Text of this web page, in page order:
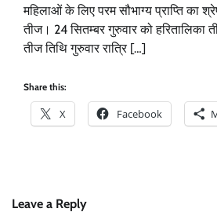
महिलाओं के लिए परम सौभाग्य प्राप्ति का
तीज। 24 सितम्बर गुरुवार को हरितालिका
तीज तिथि गुरुवार रात्रि […]
Share this:
X Facebook
Leave a Reply